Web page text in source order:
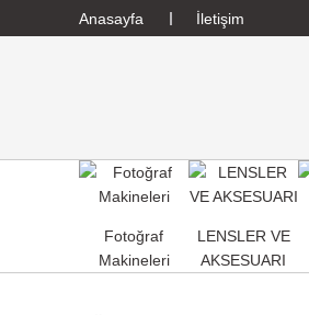
Anasayfa İletişim
Fotoğraf
Makineleri
LENSLER VE
AKSESUARI